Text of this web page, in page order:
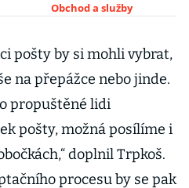
zrušených
získat 750
milionů
Obchod a služby
pošty by si mohli vybrat,
na přepážce nebo jinde.
propuštěné lidi
pošty, možná posílíme i
doplnil Trpkoš.
procesu by se pak